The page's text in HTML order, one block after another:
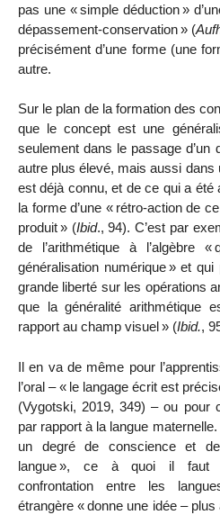
pas une «simple déduction»
dépassement-conservation» (
précisément d’une forme (une
autre.
Sur le plan de la formation des
que le concept est une
seulement dans le passage d’un
autre plus élevé, mais aussi dans
est déjà connu, et de ce qui a été
la forme d’une « rétro-action de
produit» (Ibid., 94). C’est par
de l’arithmétique à l’algèbre «
généralisation numérique» et qui
grande liberté sur les opérations
que la généralité arithmétique
rapport au champ visuel» (Ibid.,
Il en va de même pour
l’oral – « le langage écrit est
(Vygotski, 2019, 349) – ou pour
par rapport à la langue
un degré de conscience et
langue», ce à quoi il faut
confrontation entre les
étrangère «donne une idée – plus